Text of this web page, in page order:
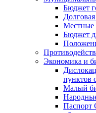
Бюджет
Местные
Бюджет
Экономика и
пунктов
Малый
Паспорт